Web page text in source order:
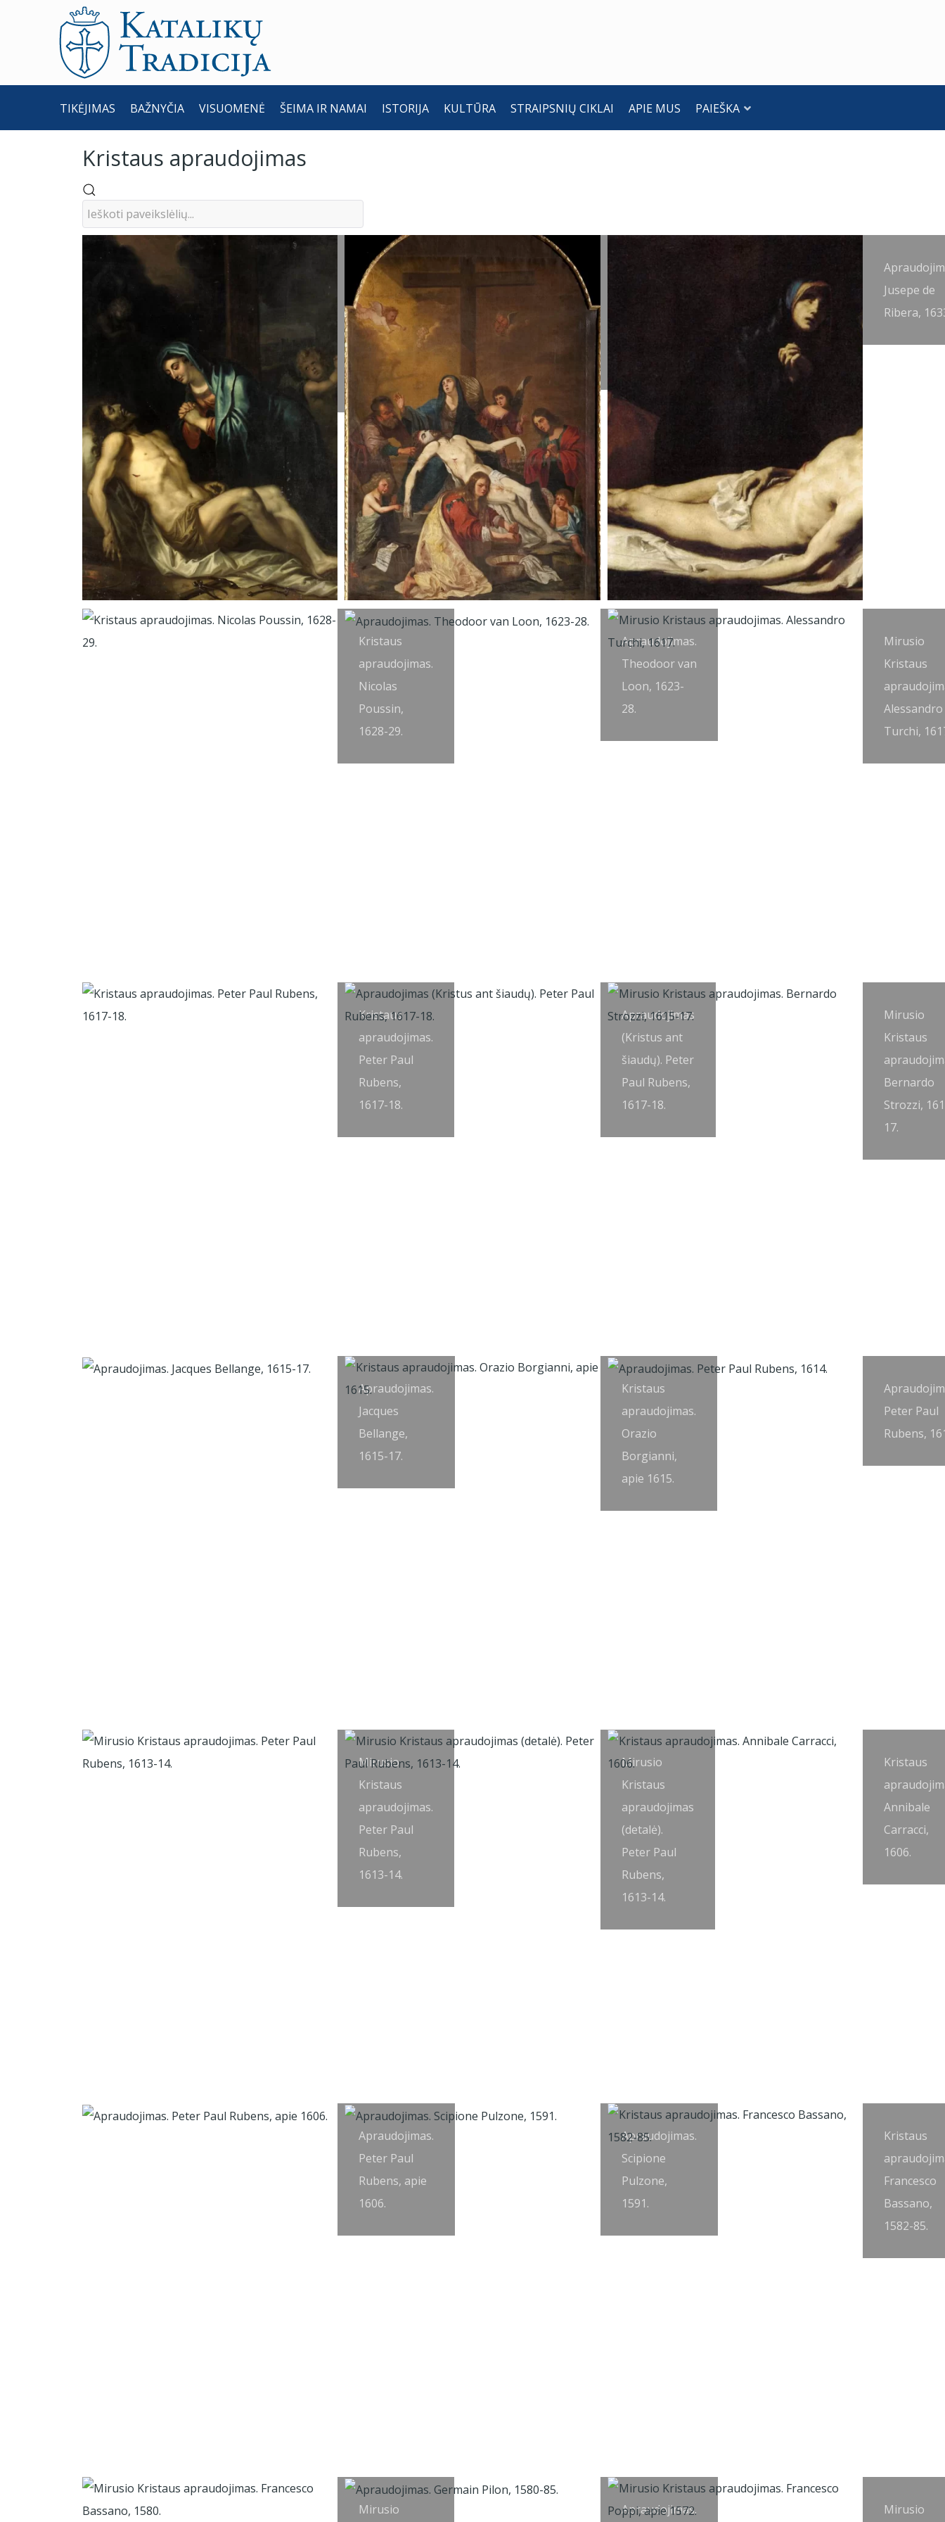
TIKĖJIMAS BAŽNYČIA VISUOMENĖ ŠEIMA IR NAMAI ISTORIJA KULTŪRA STRAIPSNIŲ CIKLAI APIE MUS PAIEŠKA
Kristaus apraudojimas
Mirusio
Kristaus
apraudojimas.
Van Ieperen
Jan Thomas,
1661.
Kristaus
Jusepe de
Ribera,
Kristaus
apraudojimas.
Nicolas
Poussin,
1628-29.
Apraudojimas.
Theodoor van
Loon, 1623-
28.
Mirusio
Kristaus
Alessandro
Turchi,
Kristaus
apraudojimas.
Peter Paul
Rubens,
1617-18.
Apraudojimas
(Kristus ant
šiaudų). Peter
Paul Rubens,
1617-18.
Mirusio
Kristaus
Bernardo
Strozzi,
17.
Apraudojimas.
Jacques
Bellange,
1615-17.
Kristaus
apraudojimas.
Orazio
Borgianni,
apie 1615.
Peter Paul
Rubens,
Mirusio
Kristaus
apraudojimas.
Peter Paul
Rubens,
1613-14.
Mirusio
Kristaus
apraudojimas
(detalė).
Peter Paul
Rubens,
1613-14.
Kristaus
Annibale
Carracci,
1606.
Apraudojimas.
Peter Paul
Rubens, apie
1606.
Apraudojimas.
Scipione
Pulzone,
1591.
Kristaus
Francesco
Bassano,
1582-85.
Mirusio Apraudojimas. Mirusio